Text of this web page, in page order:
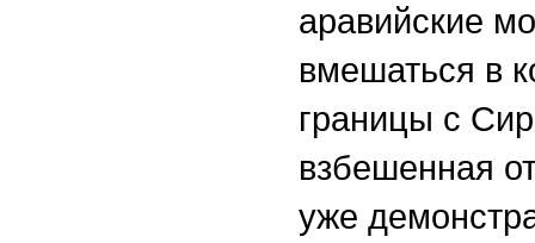
аравийские
вмешаться в
границы с
взбешенная
уже